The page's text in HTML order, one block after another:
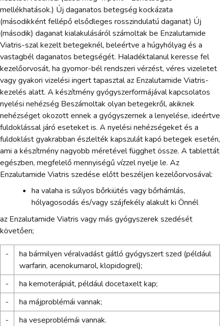
mellékhatások.) Új daganatos betegség kockázata
(másodikként fellépő elsődleges rosszindulatú daganat) Új
(második) daganat kialakulásáról számoltak be Enzalutamide
Viatris-szal kezelt betegeknél, beleértve a húgyhólyag és a
vastagbél daganatos betegségét. Haladéktalanul keresse fel
kezelőorvosát, ha gyomor-bél rendszeri vérzést, véres vizeletet
vagy gyakori vizelési ingert tapasztal az Enzalutamide Viatris-
kezelés alatt. A készítmény gyógyszerformájával kapcsolatos
nyelési nehézség Beszámoltak olyan betegekről, akiknek
nehézséget okozott ennek a gyógyszernek a lenyelése, ideértve
fuldoklással járó eseteket is. A nyelési nehézségeket és a
fuldoklást gyakrabban észlelték kapszulát kapó betegek esetén,
ami a készítmény nagyobb méretével függhet össze. A tablettát
egészben, megfelelő mennyiségű vízzel nyelje le. Az
Enzalutamide Viatris szedése előtt beszéljen kezelőorvosával:
ha valaha is súlyos bőrkiütés vagy bőrhámlás,
hólyagosodás és/vagy szájfekély alakult ki Önnél
az Enzalutamide Viatris vagy más gyógyszerek szedését
követően;
-
ha bármilyen véralvadást gátló gyógyszert szed (például
warfarin, acenokumarol, klopidogrel);
-
ha kemoterápiát, például docetaxelt kap;
-
ha májproblémái vannak;
-
ha veseproblémái vannak.